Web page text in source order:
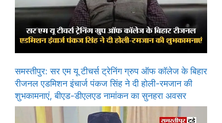
समस्तीपुर: सर एम यू टीचर्स ट्रेनिंग ग्रुप ऑफ कॉलेज के बिहार
रीजनल एडमिशन इंचार्ज पंकज सिंह ने दी होली-रमजान की
शुभकामनाएं, बीएड-डीएलएड नामांकन का सुनहरा अवसर